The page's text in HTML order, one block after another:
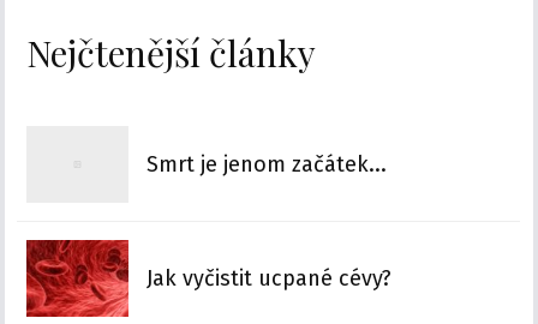
Nejčtenější články
Smrt je jenom začátek...
Jak vyčistit ucpané cévy?